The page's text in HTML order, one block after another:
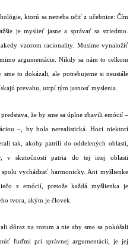
ktorú sa netreba učiť z učebnice: Čím
je myslieť jasne a správať sa striedmo.
vzorom racionality. Musíme vynaložiť
argumentácie. Nikdy sa nám to celkom
to dokázali, ale potrebujeme si neustále
prevahu, utrpí tým jasnosť myslenia.
že by sme sa úplne zbavili emócií –
–, by bola nerealistická. Hoci niektorí
tak, akoby patrili do oddelených oblastí,
v skutočnosti patria do tej istej oblasti
vychádzať harmonicky. Ani myšlienke
z emócií, pretože každá myšlienka je
tvora, akým je človek.
dôraz na rozum a nie aby sme sa pokúšali
ľuďmi pri správnej argumentácii, je jej